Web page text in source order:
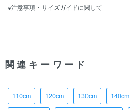
※注意事項・サイズガイドに関して
関連キーワード
110cm 120cm 130cm 140cm